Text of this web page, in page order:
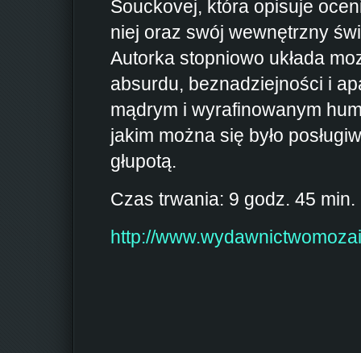
Souckovej, która opisuje
niej oraz swój wewnętrzny
Autorka stopniowo układa
absurdu, beznadziejności i
mądrym i wyrafinowanym
jakim można się było
głupotą.
Czas trwania: 9 godz. 45 min.
http://